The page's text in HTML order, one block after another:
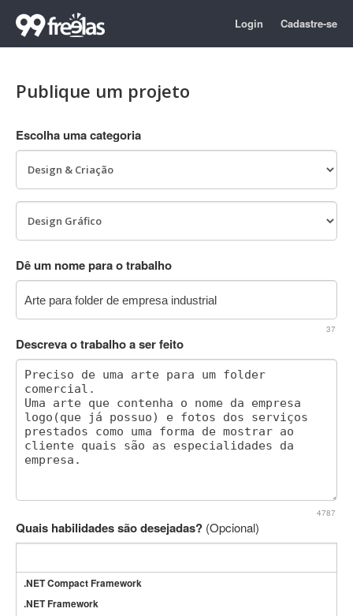
Login Cadastre-se
Publique um projeto
Escolha uma categoria
Dê um nome para o trabalho
37
Descreva o trabalho a ser feito
4787
Quais habilidades são desejadas? (Opcional)
.NET Compact Framework
.NET Framework